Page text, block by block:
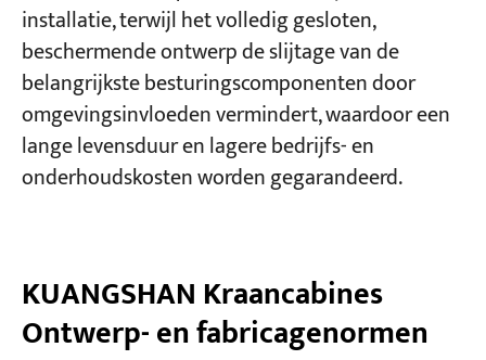
installatie, terwijl het volledig gesloten,
beschermende ontwerp de slijtage van de
belangrijkste besturingscomponenten door
omgevingsinvloeden vermindert, waardoor een
lange levensduur en lagere bedrijfs- en
onderhoudskosten worden gegarandeerd.
KUANGSHAN Kraancabines
Ontwerp- en fabricagenormen